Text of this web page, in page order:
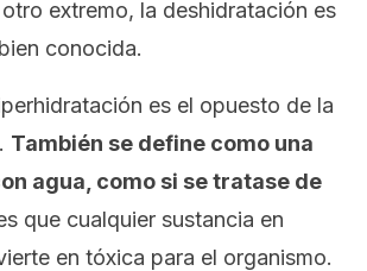
extremo, la deshidratación es
conocida.
es el opuesto de la
También se define como una
agua, como si se tratase de
que cualquier sustancia en
en tóxica para el organismo.